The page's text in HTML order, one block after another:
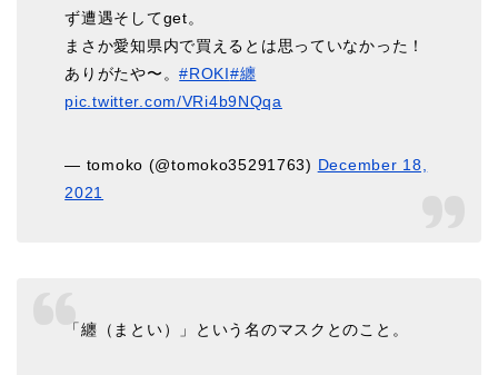
ず遭遇そしてget。
まさか愛知県内で買えるとは思っていなかった！
ありがたや〜。#ROKI#纏
pic.twitter.com/VRi4b9NQqa
— tomoko (@tomoko35291763) December 18,
2021
「纏（まとい）」という名のマスクとのこと。